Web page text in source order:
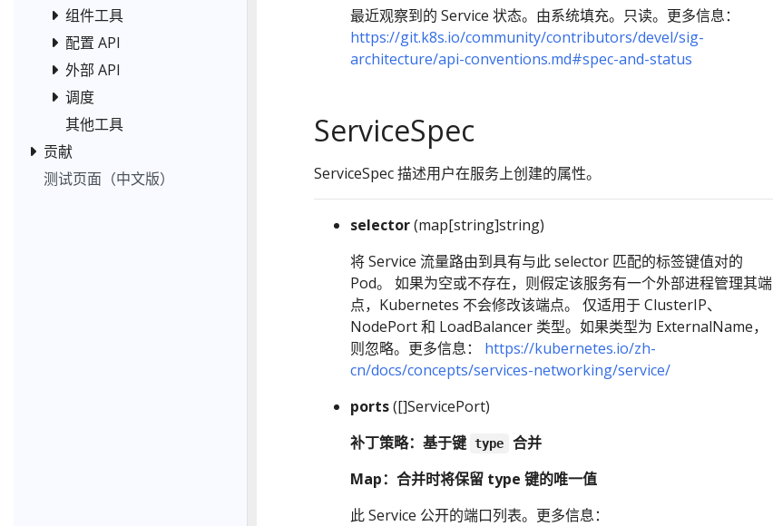
组件工具
配置 API
外部 API
调度
其他工具
贡献
测试页面（中文版）
最近观察到的 Service 状态。由系统填充。只读。更多信息：
https://git.k8s.io/community/contributors/devel/sig-
architecture/api-conventions.md#spec-and-status
ServiceSpec
ServiceSpec 描述用户在服务上创建的属性。
selector(map[string]string)
将 Service 流量路由到具有与此 selector 匹配的标签键值对的
Pod。 如果为空或不存在，则假定该服务有一个外部进程管理其端
点，Kubernetes 不会修改该端点。 仅适用于 ClusterIP、
NodePort 和 LoadBalancer 类型。如果类型为 ExternalName，
则忽略。更多信息： https://kubernetes.io/zh-
cn/docs/concepts/services-networking/service/
ports([]ServicePort)
补丁策略：基于键 type
合并
Map：合并时将保留 type 键的唯一值
此 Service 公开的端口列表。更多信息：